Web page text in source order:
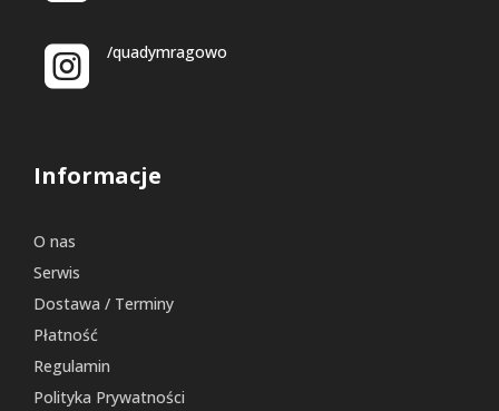
/quadymragowo
Informacje
O nas
Serwis
Dostawa / Terminy
Płatność
Regulamin
Polityka Prywatności